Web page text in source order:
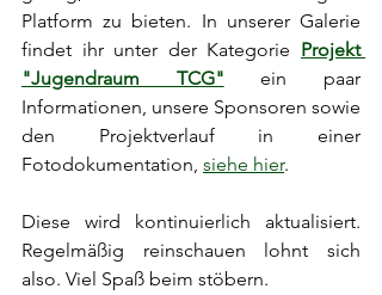
Platform zu bieten. In unserer Galerie
findet ihr unter der Kategorie Projekt
"Jugendraum TCG" ein paar
Informationen, unsere Sponsoren sowie
den Projektverlauf in einer
Fotodokumentation, siehe hier.
Diese wird kontinuierlich aktualisiert.
Regelmäßig reinschauen lohnt sich
also. Viel Spaß beim stöbern.